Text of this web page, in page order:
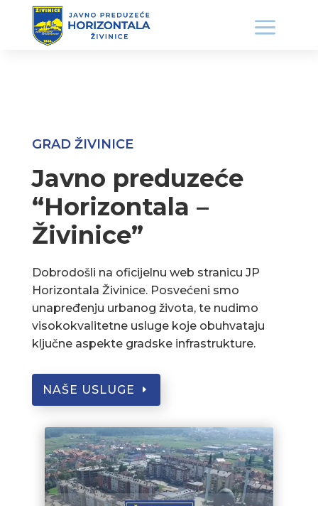
GRAD ŽIVINICE
Javno preduzeće
“Horizontala –
Živinice”
Dobrodošli na oficijelnu web stranicu JP
Horizontala Živinice. Posvećeni smo
unapređenju urbanog života, te nudimo
visokokvalitetne usluge koje obuhvataju
ključne aspekte gradske infrastrukture.
NAŠE USLUGE